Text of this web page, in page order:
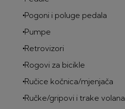
Pogoni i poluge pedala
Pumpe
Retrovizori
Rogovi za bicikle
Ručice kočnica/mjenjača
Ručke/gripovi i trake volana